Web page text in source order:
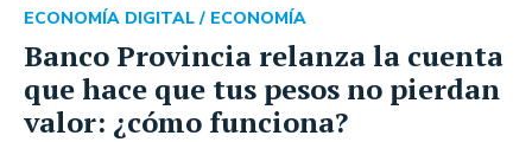
Banco Provincia relanza la cuenta
que hace que tus pesos no pierdan
valor: ¿cómo funciona?
ECONOMÍA DIGITAL / ECONOMÍA